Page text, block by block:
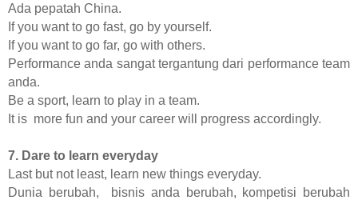
Ada pepatah China.
If you want to go fast, go by yourself.
If you want to go far, go with others.
Performance anda sangat tergantung dari performance team
anda.
Be a sport, learn to play in a team.
It is more fun and your career will progress accordingly.
7. Dare to learn everyday
Last but not least, learn new things everyday.
Dunia berubah, bisnis anda berubah, kompetisi berubah